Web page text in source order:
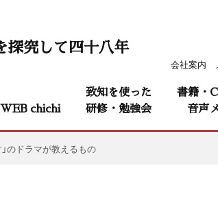
会社案内
探究して四十八年
WEB chichi
致知を使った
研修・勉強会
書籍・
音声
のドラマが教えるもの